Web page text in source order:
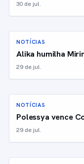
30 de jul.
NOTÍCIAS
Alika humilha
29 de jul.
NOTÍCIAS
Polessya vence
29 de jul.